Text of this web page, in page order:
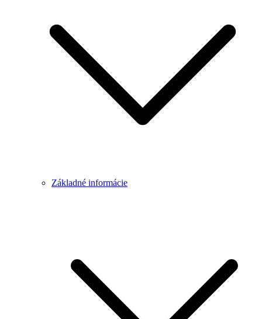
Základné informácie